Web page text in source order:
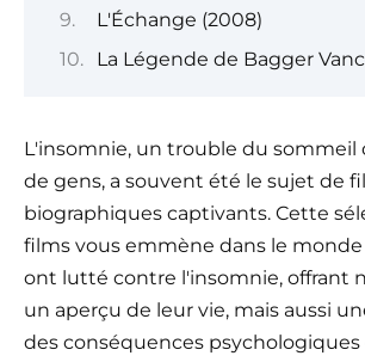
L'Échange (2008)
La Légende de Bagger
L'insomnie, un trouble du sommeil
de gens, a souvent été le sujet de
biographiques captivants. Cette
films vous emmène dans le
ont lutté contre l'insomnie, offrant
un aperçu de leur vie, mais aussi
des conséquences psychologiques